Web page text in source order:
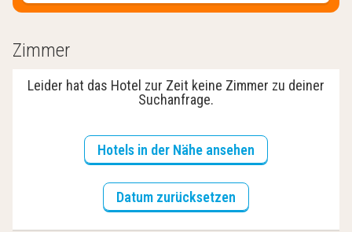
Zimmer
Leider hat das Hotel zur Zeit keine Zimmer zu deiner
Suchanfrage.
Hotels in der Nähe ansehen
Datum zurücksetzen